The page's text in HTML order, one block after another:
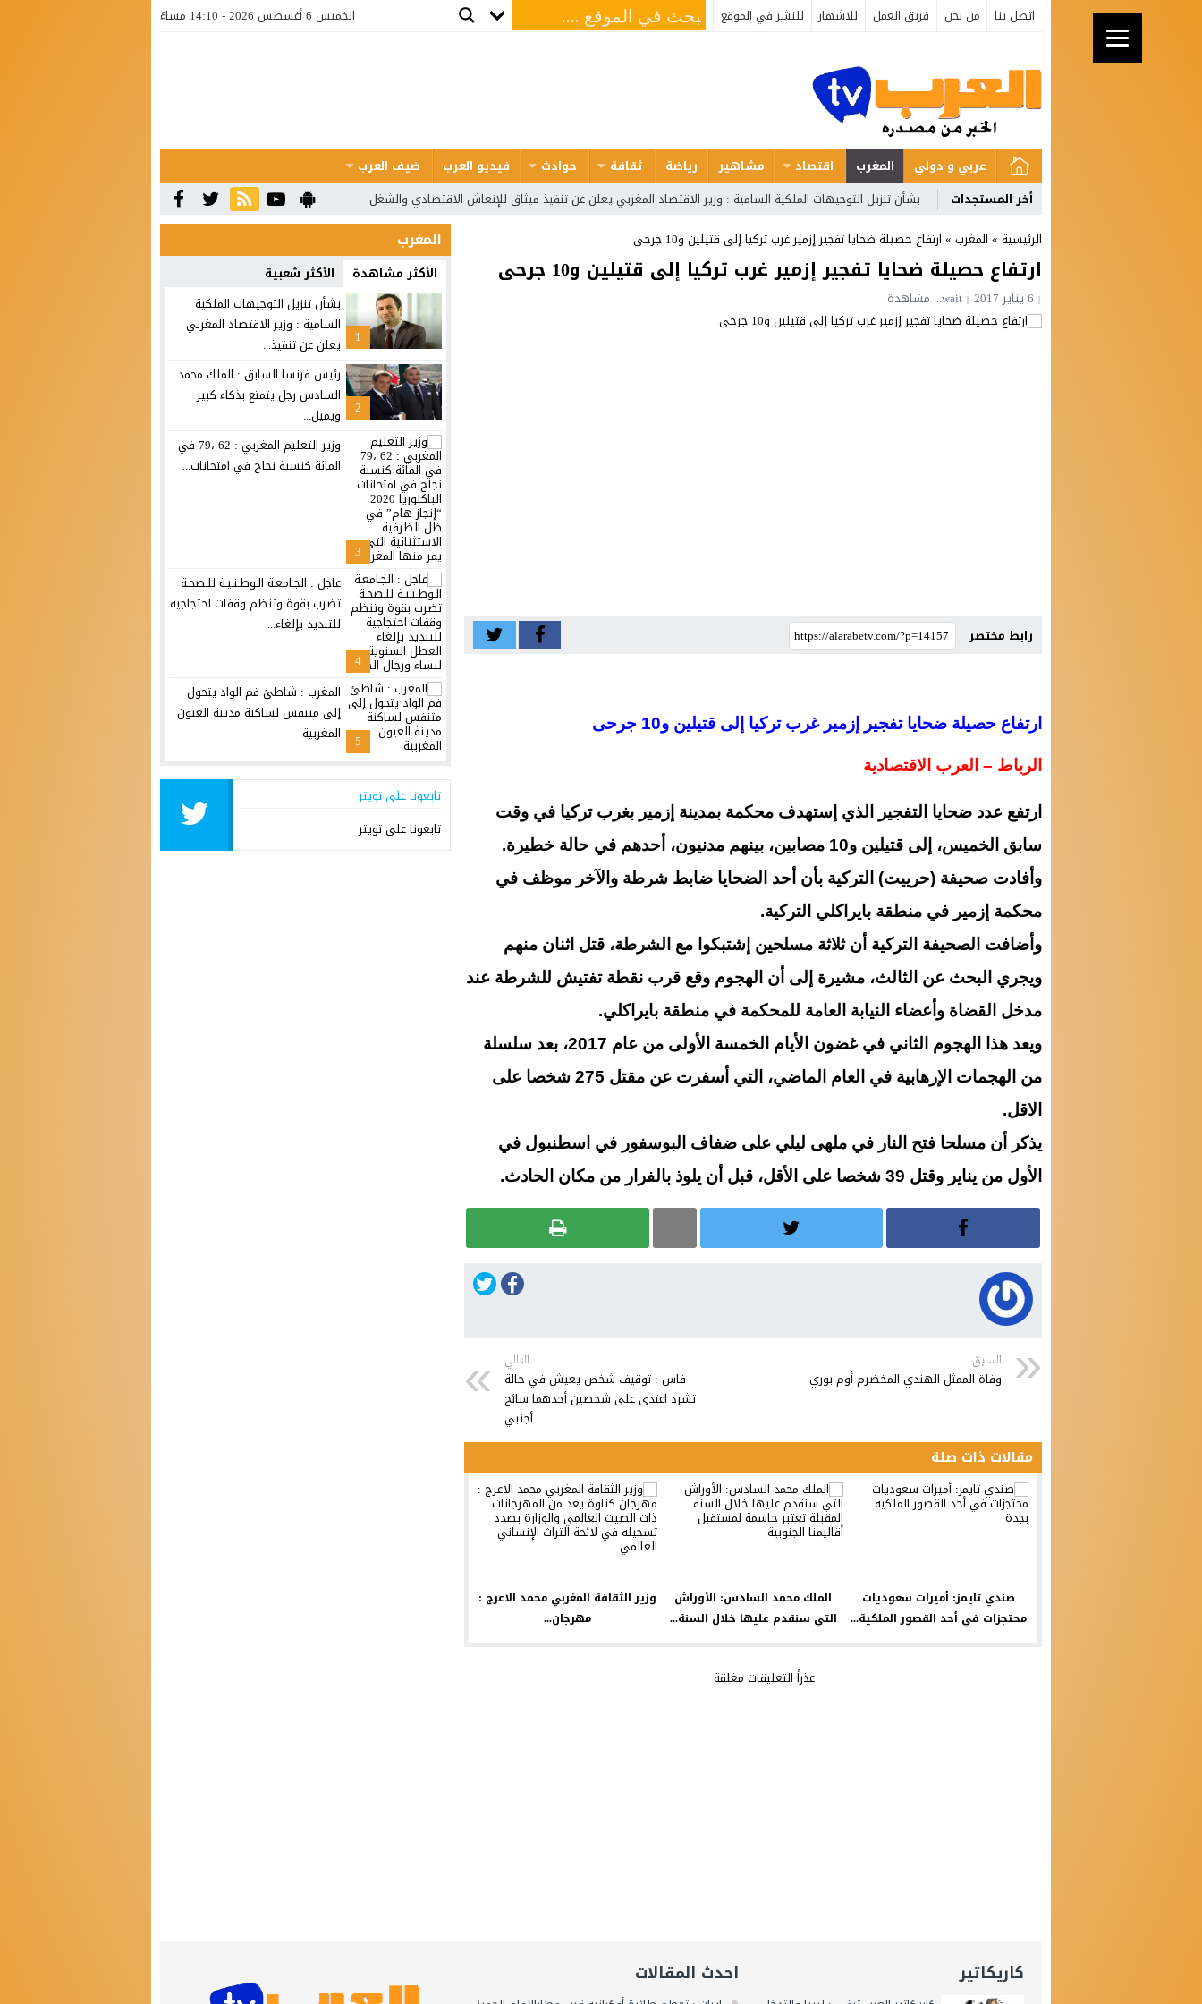
اتصل بنا من نحن فريق العمل للاشهار للنشر في الموقع الخميس 6 أغسطس 2026 - 14:10 مساءً
عربي و دولي المغرب اقتصاد مشاهير رياضة ثقافة حوادث فيديو العرب
ضيف العرب
أخر المستجدات
بشأن تنزيل التوجيهات الملكية السامية : وزير الاقتصاد المغربي يعلن عن تنفيذ ميثاق للإنعاش الاقتصادي والشغل
الرئيسية » المغرب » ارتفاع حصيلة ضحايا تفجير إزمير غرب تركيا إلى قتيلين و10 جرحى
ارتفاع حصيلة ضحايا تفجير إزمير غرب تركيا إلى قتيلين و10 جرحى
6 يناير 2017 wait... مشاهدة
رابط مختصر
ارتفاع حصيلة ضحايا تفجير إزمير غرب تركيا إلى قتيلين و10 جرحى
الرباط – العرب الاقتصادية
ارتفع عدد ضحايا التفجير الذي إستهدف محكمة بمدينة إزمير بغرب تركيا في وقت
سابق الخميس، إلى قتيلين و10 مصابين، بينهم مدنيون، أحدهم في حالة خطيرة.
وأفادت صحيفة (حرييت) التركية بأن أحد الضحايا ضابط شرطة والآخر موظف في
محكمة إزمير في منطقة بايراكلي التركية.
وأضافت الصحيفة التركية أن ثلاثة مسلحين إشتبكوا مع الشرطة، قتل اثنان منهم
ويجري البحث عن الثالث، مشيرة إلى أن الهجوم وقع قرب نقطة تفتيش للشرطة عند
مدخل القضاة وأعضاء النيابة العامة للمحكمة في منطقة بايراكلي.
ويعد هذا الهجوم الثاني في غضون الأيام الخمسة الأولى من عام 2017، بعد سلسلة
من الهجمات الإرهابية في العام الماضي، التي أسفرت عن مقتل 275 شخصا على
الاقل.
يذكر أن مسلحا فتح النار في ملهى ليلي على ضفاف البوسفور في اسطنبول في
الأول من يناير وقتل 39 شخصا على الأقل، قبل أن يلوذ بالفرار من مكان الحادث.
السابق
وفاة الممثل الهندي المخضرم أوم بوري
التالي
فاس : توقيف شخص يعيش في حالة
تشرد اعتدى على شخصين أحدهما سائح
أجنبي
مقالات ذات صلة
صندي تايمز: أميرات سعوديات
محتجزات في أحد القصور الملكية...
الملك محمد السادس: الأوراش
التي سنقدم عليها خلال السنة...
وزير الثقافة المغربي محمد الاعرج :
مهرجان...
عذراً التعليقات مغلقة
المغرب
الأكثر مشاهدة الأكثر شعبية
1
بشأن تنزيل التوجيهات الملكية
السامية : وزير الاقتصاد المغربي
يعلن عن تنفيذ...
2
رئيس فرنسا السابق : الملك محمد
السادس رجل يتمتع بذكاء كبير
ويميل...
3
وزير التعليم المغربي : 62 ،79 في
المائة كنسبة نجاح في امتحانات...
4
عاجل : الجـامعـة الـوطـنـيـة للـصحـة
تضرب بقوة وتنظم وقفات احتجاجية
للتنديد بإلغاء...
5
المغرب : شاطئ فم الواد يتحول
إلى متنفس لساكنة مدينة العيون
المغربية
تابعونا على تويتر
تابعونا على تويتر
كاريكاتير احدث المقالات